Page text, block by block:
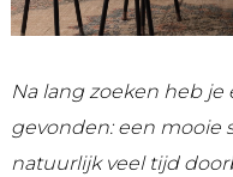
Na lang zoeken heb
gevonden: een mooie
natuurlijk veel tijd